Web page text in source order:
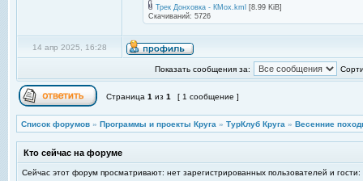
Трек Донховка - КМох.kml
[8.99 KiB]
Скачиваний: 5726
14 апр 2025, 16:28
Показать сообщения за:
Страница 1 из 1 [ 1 сообщение ]
Список форумов » Программы и проекты Круга » ТурКлуб Круга » Весенние
Кто сейчас на форуме
Сейчас этот форум просматривают: нет зарегистрированных пользователей и гости: